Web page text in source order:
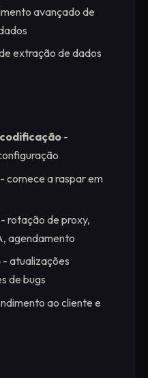
avançado de
extração de dados
-
- comece a raspar em
- rotação de proxy,
agendamento
- atualizações
de bugs
ao cliente e